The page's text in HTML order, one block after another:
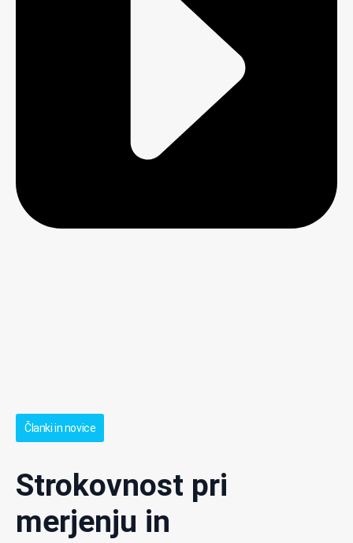
Članki in novice
Strokovnost pri
merjenju in